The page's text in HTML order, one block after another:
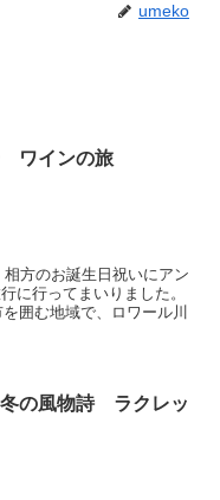
umeko
ワインの旅
方のお誕生日祝いにアン
に行ってまいりました。
囲む地域で、ロワール川
の風物詩 ラクレッ